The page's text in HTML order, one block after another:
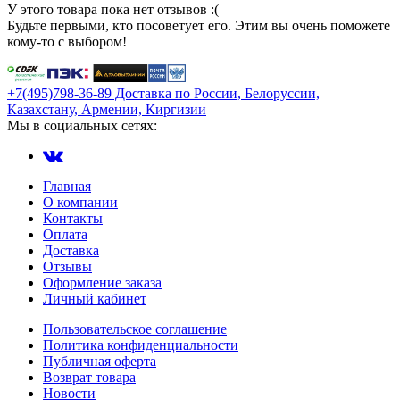
У этого товара пока нет отзывов :(
Будьте первыми, кто посоветует его. Этим вы очень поможете
кому-то с выбором!
+7(495)798-36-89 Доставка по России, Белоруссии,
Казахстану, Армении, Киргизии
Мы в социальных сетях:
Главная
О компании
Контакты
Оплата
Доставка
Отзывы
Оформление заказа
Личный кабинет
Пользовательское соглашение
Политика конфиденциальности
Публичная оферта
Возврат товара
Новости